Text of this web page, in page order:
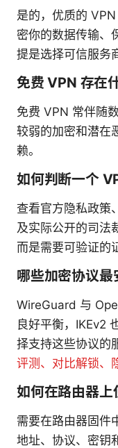
是的，优质的
密你的数据传输、
提是选择可信服务
免费 VPN 存在
免费 VPN 常伴随
较弱的加密和潜在
赖。
如何判断一个
查看官方隐私政策
及实际公开的司法
而是需要可验证的
哪些加密协议最
WireGuard 与
良好平衡，IKEv2
择支持这些协议的
评测、对比解锁、
如何在路由器上
需要在路由器固件
地址、协议、密钥